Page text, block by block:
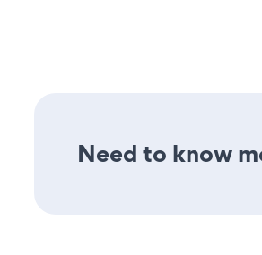
Need to know